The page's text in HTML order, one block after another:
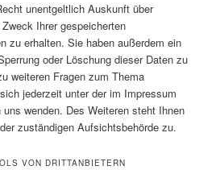
unentgeltlich Auskunft über
Ihrer gespeicherten
zu erhalten. Sie haben außerdem ein
oder Löschung dieser Daten zu
weiteren Fragen zum Thema
jederzeit unter der im Impressum
wenden. Des Weiteren steht Ihnen
zuständigen Aufsichtsbehörde zu.
VON DRITTANBIETERN